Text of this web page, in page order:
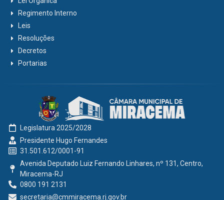
Regimento Interno
Leis
Resoluções
Decretos
Portarias
Legislatura 2025/2028
Presidente Hugo Fernandes
31.501.612/0001-91
Avenida Deputado Luiz Fernando Linhares, nº 131, Centro,
Miracema-RJ
0800 191 2131
secretaria@cmmiracema.rj.gov.br